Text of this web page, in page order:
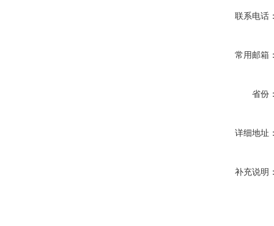
联系电话
常用邮箱
省份
详细地址
补充说明